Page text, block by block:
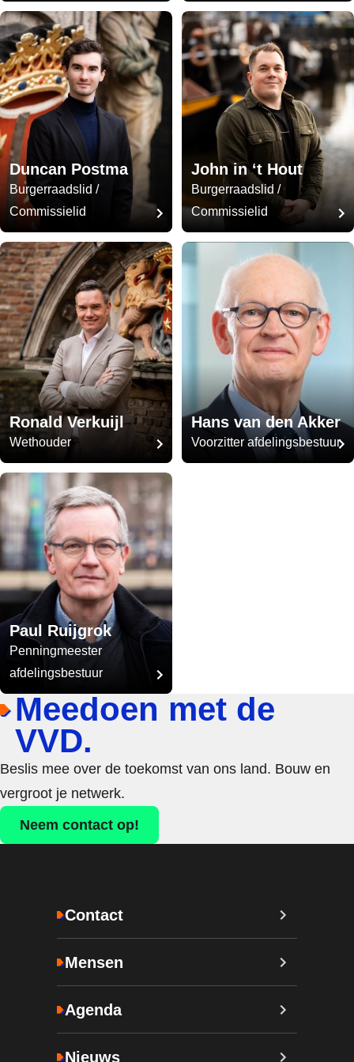
Duncan Postma
Burgerraadslid /
Commissielid
John in ‘t Hout
Burgerraadslid /
Commissielid
Ronald Verkuijl
Wethouder
Hans van den Akker
Voorzitter afdelingsbestuur
Paul Ruijgrok
Penningmeester
afdelingsbestuur
Meedoen met de
VVD.
Beslis mee over de toekomst van ons land. Bouw en
vergroot je netwerk.
Neem contact op!
Contact
Mensen
Agenda
Nieuws